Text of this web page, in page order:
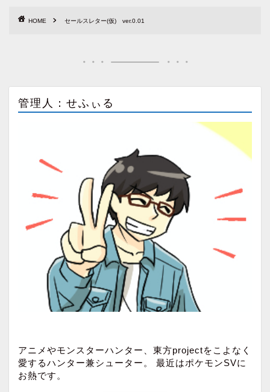
HOME セールスレター(仮) ver.0.01
管理人：せふぃる
アニメやモンスターハンター、東方projectをこよなく
愛するハンター兼シューター。 最近はポケモンSVに
お熱です。